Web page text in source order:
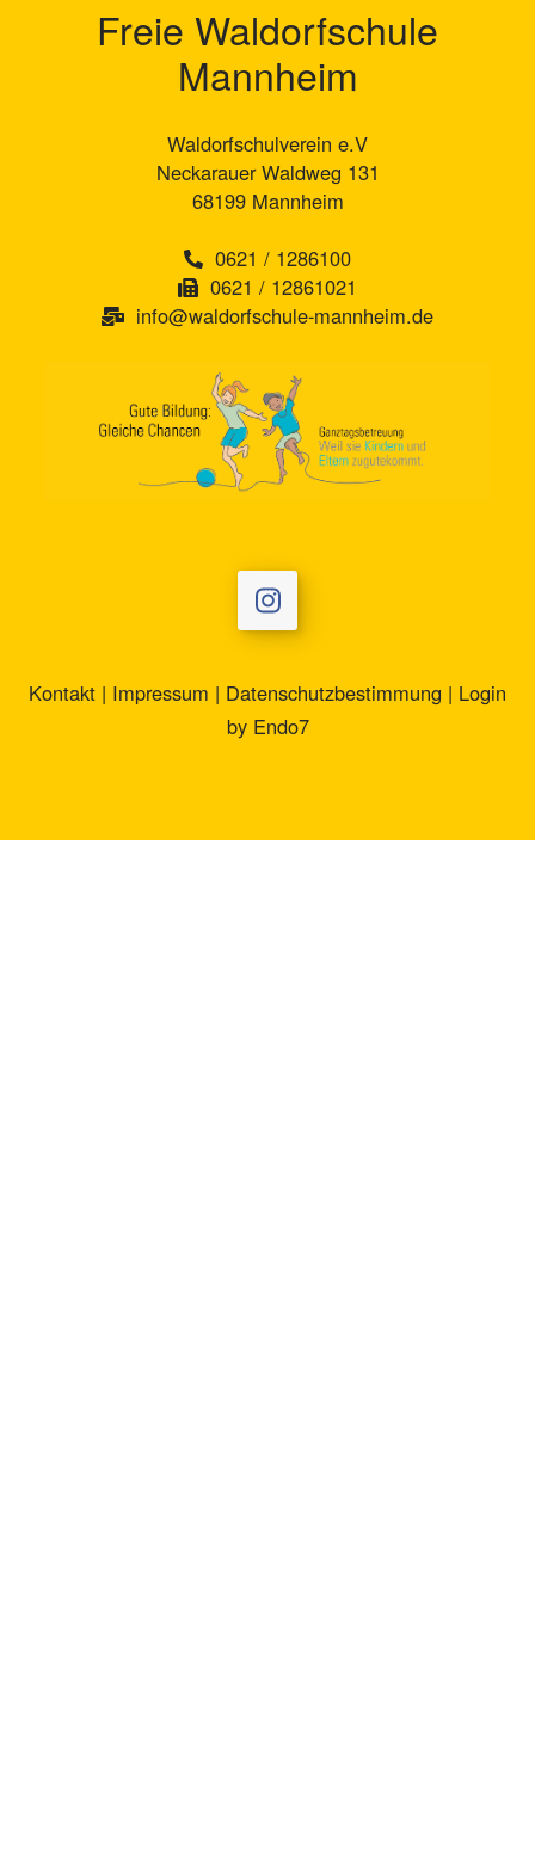
Freie Waldorfschule
Mannheim
Waldorfschulverein e.V
Neckarauer Waldweg 131
68199 Mannheim
0621 / 1286100
0621 / 12861021
info@waldorfschule-mannheim.de
Kontakt | Impressum | Datenschutzbestimmung | Login
by Endo7